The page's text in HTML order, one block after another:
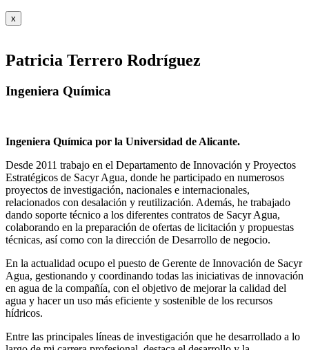
x
Patricia Terrero Rodríguez
Ingeniera Química
Ingeniera Química por la Universidad de Alicante.
Desde 2011 trabajo en el Departamento de Innovación y Proyectos
Estratégicos de Sacyr Agua, donde he participado en numerosos
proyectos de investigación, nacionales e internacionales,
relacionados con desalación y reutilización. Además, he trabajado
dando soporte técnico a los diferentes contratos de Sacyr Agua,
colaborando en la preparación de ofertas de licitación y propuestas
técnicas, así como con la dirección de Desarrollo de negocio.
En la actualidad ocupo el puesto de Gerente de Innovación de Sacyr
Agua, gestionando y coordinando todas las iniciativas de innovación
en agua de la compañía, con el objetivo de mejorar la calidad del
agua y hacer un uso más eficiente y sostenible de los recursos
hídricos.
Entre las principales líneas de investigación que he desarrollado a lo